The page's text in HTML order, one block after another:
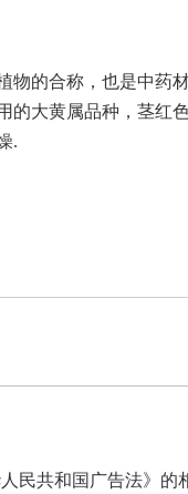
物的合称，也是中药
的大黄属品种，茎红
.
民共和国广告法》